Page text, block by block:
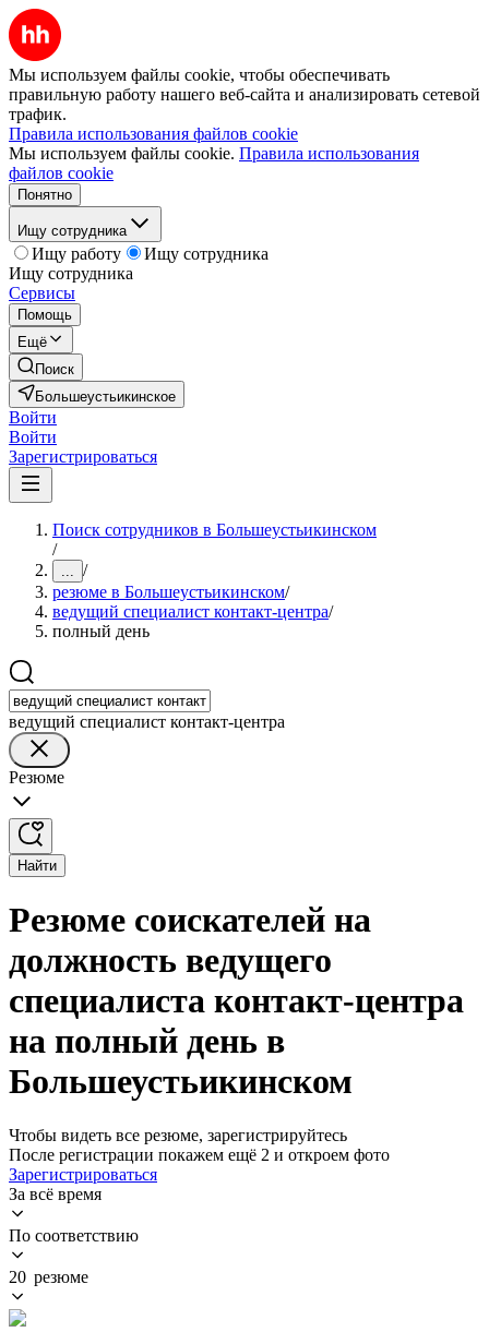
Мы используем файлы cookie, чтобы обеспечивать
правильную работу нашего веб-сайта и анализировать сетевой
трафик.
Правила использования файлов cookie
Мы используем файлы cookie. Правила использования
файлов cookie
Понятно
Ищу сотрудника
Ищу работу
Ищу сотрудника
Ищу сотрудника
Сервисы
Помощь
Ещё
Поиск
Большеустьикинское
Войти
Войти
Зарегистрироваться
Поиск сотрудников в Большеустьикинском
/
... /
резюме в Большеустьикинском/
ведущий специалист контакт-центра/
полный день
ведущий специалист контакт-центра
Резюме
Найти
Резюме соискателей на
должность ведущего
специалиста контакт-центра
на полный день в
Большеустьикинском
Чтобы видеть все резюме, зарегистрируйтесь
После регистрации покажем ещё 2 и откроем фото
Зарегистрироваться
За всё время
По соответствию
20 резюме